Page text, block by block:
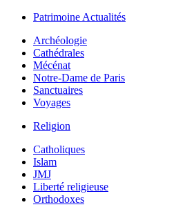
Patrimoine Actualités
Archéologie
Cathédrales
Mécénat
Notre-Dame de Paris
Sanctuaires
Voyages
Religion
Catholiques
Islam
JMJ
Liberté religieuse
Orthodoxes